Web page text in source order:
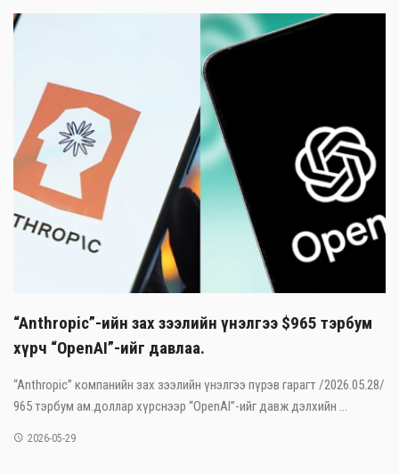
“Anthropic”-ийн зах зээлийн үнэлгээ $965 тэрбум
хүрч “OpenAI”-ийг давлаа.
“Anthropic” компанийн зах зээлийн үнэлгээ пүрэв гарагт /2026.05.28/
965 тэрбум ам.доллар хүрснээр “OpenAI”-ийг давж дэлхийн ...
2026-05-29